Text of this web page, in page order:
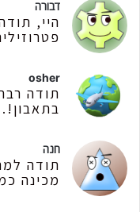
דבורה
היי,
osher
תודה
חנה
תודה
מכינה